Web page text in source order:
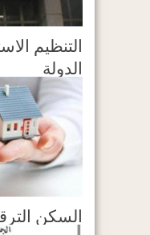
التنظيم
الدولة
السكن